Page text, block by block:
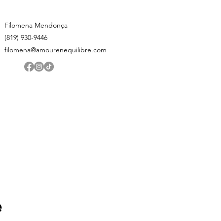
Filomena Mendonça
(819) 930-9446
filomena@amourenequilibre.com